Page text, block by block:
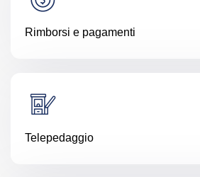
Rimborsi e pagamenti
Telepedaggio